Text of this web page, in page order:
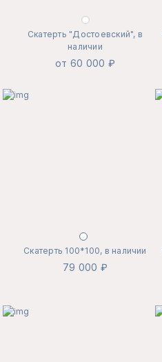
Скатерть "Достоевский", в
наличии
от 60 000 ₽
Скатерть 100*100, в наличии
79 000 ₽